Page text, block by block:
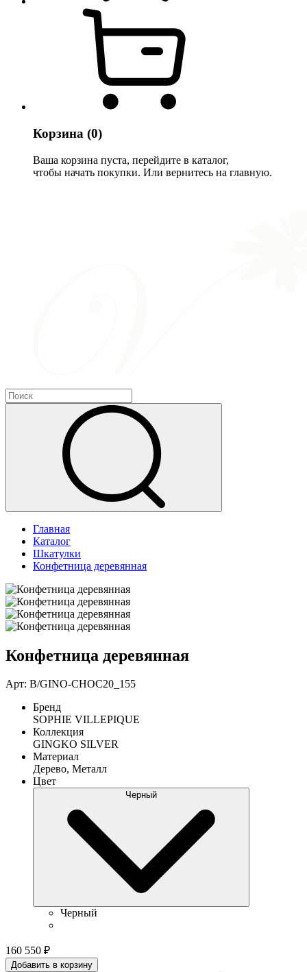
Корзина (0)
Ваша корзина пуста, перейдите в каталог,
чтобы начать покупки. Или вернитесь на главную.
Главная
Каталог
Шкатулки
Конфетница деревянная
Конфетница деревянная
Арт: B/GINO-CHOC20_155
Бренд
SOPHIE VILLEPIQUE
Коллекция
GINGKO SILVER
Материал
Дерево, Металл
Цвет
Черный
Черный
160 550 ₽
Добавить в корзину